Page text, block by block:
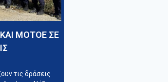
ΜΟΤΟΕ ΣΕ
τις δράσεις